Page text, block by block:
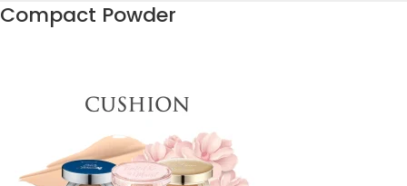
Compact Powder